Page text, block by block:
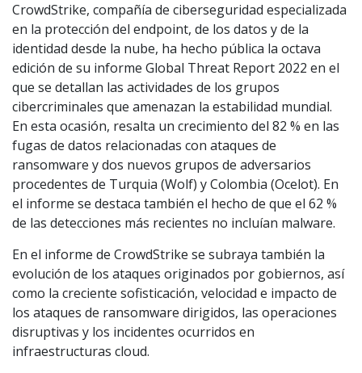
CrowdStrike, compañía de ciberseguridad especializada
en la protección del endpoint, de los datos y de la
identidad desde la nube, ha hecho pública la octava
edición de su informe Global Threat Report 2022 en el
que se detallan las actividades de los grupos
cibercriminales que amenazan la estabilidad mundial.
En esta ocasión, resalta un crecimiento del 82 % en las
fugas de datos relacionadas con ataques de
ransomware y dos nuevos grupos de adversarios
procedentes de Turquia (Wolf) y Colombia (Ocelot). En
el informe se destaca también el hecho de que el 62 %
de las detecciones más recientes no incluían malware.
En el informe de CrowdStrike se subraya también la
evolución de los ataques originados por gobiernos, así
como la creciente sofisticación, velocidad e impacto de
los ataques de ransomware dirigidos, las operaciones
disruptivas y los incidentes ocurridos en
infraestructuras cloud.